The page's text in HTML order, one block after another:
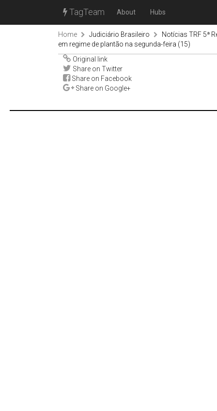
TagTeam About Hubs
Home Judiciário Brasileiro
Notícias TRF 5ª
em regime de plantão na segunda-feira (15)
Original link
Share on Twitter
Share on Facebook
Share on Google+